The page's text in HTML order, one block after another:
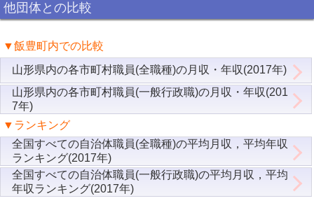
他団体との比較
▼飯豊町内での比較
山形県内の各市町村職員(全職種)の月収・年収(2017年)
山形県内の各市町村職員(一般行政職)の月収・年収(201
7年)
▼ランキング
全国すべての自治体職員(全職種)の平均月収，平均年収
ランキング(2017年)
全国すべての自治体職員(一般行政職)の平均月収，平均
年収ランキング(2017年)